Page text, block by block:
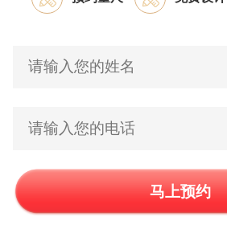
马上预约